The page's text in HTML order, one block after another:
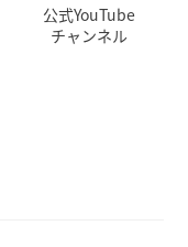
公式YouTube
チャンネル